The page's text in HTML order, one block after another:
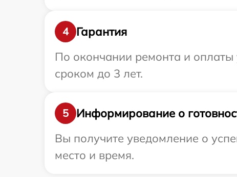
4
Гарантия
По окончании ремонта и оплаты
сроком до 3 лет.
5
Информирование о
Вы получите уведомление о
место и время.